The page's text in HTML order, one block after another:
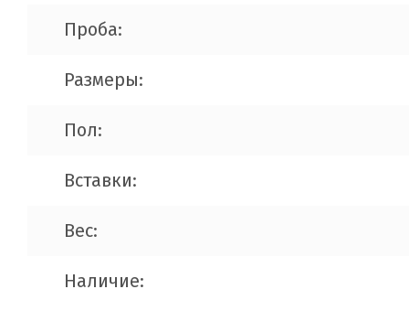
Проба:
Размеры:
Пол:
Вставки:
Вес:
Наличие: